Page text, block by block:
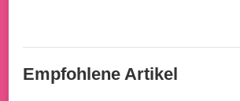
Empfohlene Artikel